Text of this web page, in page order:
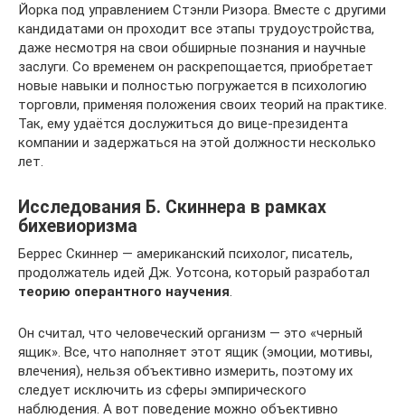
Йорка под управлением Стэнли Ризора. Вместе с другими
кандидатами он проходит все этапы трудоустройства,
даже несмотря на свои обширные познания и научные
заслуги. Со временем он раскрепощается, приобретает
новые навыки и полностью погружается в психологию
торговли, применяя положения своих теорий на практике.
Так, ему удаётся дослужиться до вице-президента
компании и задержаться на этой должности несколько
лет.
Исследования Б. Скиннера в рамках
бихевиоризма
Беррес Скиннер — американский психолог, писатель,
продолжатель идей Дж. Уотсона, который разработал
теорию оперантного научения.
Он считал, что человеческий организм — это «черный
ящик». Все, что наполняет этот ящик (эмоции, мотивы,
влечения), нельзя объективно измерить, поэтому их
следует исключить из сферы эмпирического
наблюдения. А вот поведение можно объективно